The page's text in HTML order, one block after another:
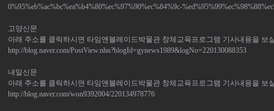
0%95%eb%ac%bc%ea%b4%80%ec%97%90%ec%84%9c-
고양신문
아래 주소를 클릭하시면 타임앤블레이드박물관 창체교육프로그램 기사내용을 보
http://blog.naver.com/PostView.nhn?blogId=gynews1989&logNo=220130088353
내일신문
아래 주소를 클릭하시면 타임앤블레이드박물관 창체교육프로그램 기사내용을 보
http://blog.naver.com/won9392004/220134978776